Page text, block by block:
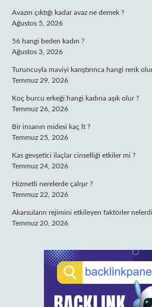
Avazın çıktığı kadar avaz ne demek ?
Ağustos 5, 2026
56 hangi beden kadın ?
Ağustos 3, 2026
Turuncuyla maviyi karıştırınca hangi renk
Temmuz 29, 2026
Koç burcu erkeği hangi kadına aşık olur ?
Temmuz 26, 2026
Bir insanın midesi kaç lt ?
Temmuz 25, 2026
Kas gevşetici ilaçlar cinselliği etkiler mi ?
Temmuz 24, 2026
Hizmetli nerelerde çalışır ?
Temmuz 22, 2026
Akarsuların rejimini etkileyen faktörler
Temmuz 20, 2026